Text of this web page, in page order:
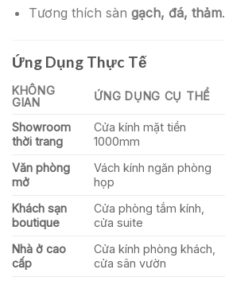
Tương thích sàn gạch, đá, thảm.
Ứng Dụng Thực Tế
KHÔNG
GIAN
ỨNG DỤNG CỤ THỂ
Showroom
thời trang
Cửa kính mặt tiền
1000mm
Văn phòng
mở
Vách kính ngăn phòng
họp
Khách sạn
boutique
Cửa phòng tắm kính,
cửa suite
Nhà ở cao
cấp
Cửa kính phòng khách,
cửa sân vườn